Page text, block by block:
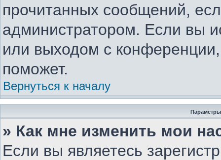
прочитанных сообщений,
администратором. Если вы
или выходом с
поможет.
Вернуться к началу
Параметры
» Как мне изменить мои
Если вы являетесь